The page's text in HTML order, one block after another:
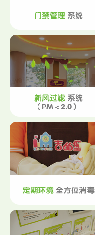
门禁管理 系统
新风过滤系统
（PM＜2.0）
定期环境全方位消毒